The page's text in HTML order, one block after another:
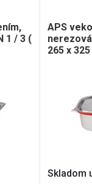
1 / 3 (
APS
265 x
Skladom